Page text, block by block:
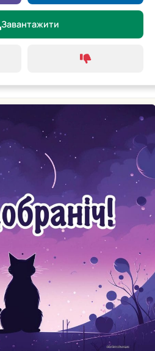
Завантажити